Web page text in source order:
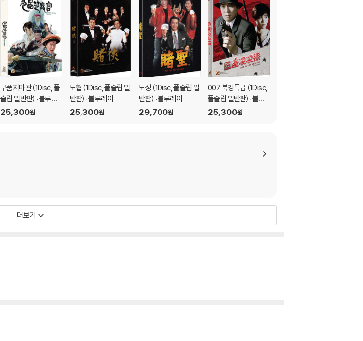
구품지마관 (1Disc, 풀
슬립 일반판) : 블루레
이
25,300원
도협 (1Disc, 풀슬립 일
반판) : 블루레이
25,300원
도성 (1Disc, 풀슬립 일
반판) : 블루레이
29,700원
007 북경특급 (1Disc,
풀슬립 일반판) : 블루
레이
25,300원
더보기